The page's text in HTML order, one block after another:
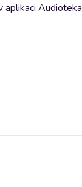
aplikaci Audioteka